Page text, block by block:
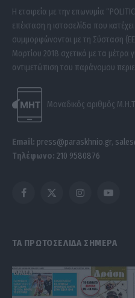
Η εταιρεία με την επωνυμία
επέκταση η ιστοσελίδα που
συμμορφώνονται με τη Σύσταση
Μαρτίου 2018 σχετικά με τα μέτρα
αντιμετώπιση του παράνομου
Μοναδικός αριθμός
Email: press@paraskhnio.gr,
Τηλέφωνο: 210 9580876
Facebook
X
InstagramYouTube
ΤΑ ΠΡΩΤΟΣΕΛΙΔΑ ΣΗΜΕΡΑ